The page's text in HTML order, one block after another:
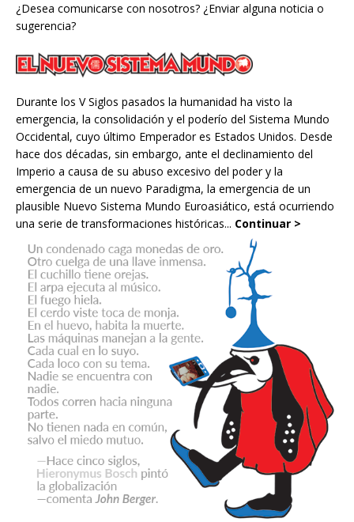
¿Desea comunicarse con nosotros? ¿Enviar alguna noticia o
sugerencia?
Durante los V Siglos pasados la humanidad ha visto la
emergencia, la consolidación y el poderío del Sistema Mundo
Occidental, cuyo último Emperador es Estados Unidos. Desde
hace dos décadas, sin embargo, ante el declinamiento del
Imperio a causa de su abuso excesivo del poder y la
emergencia de un nuevo Paradigma, la emergencia de un
plausible Nuevo Sistema Mundo Euroasiático, está ocurriendo
una serie de transformaciones históricas... Continuar >